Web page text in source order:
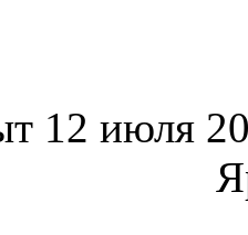
12 июля